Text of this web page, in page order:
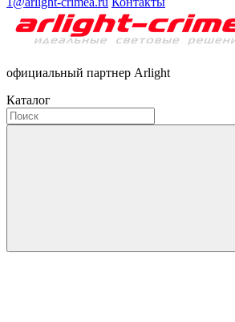
официальный партнер Arlight
Каталог